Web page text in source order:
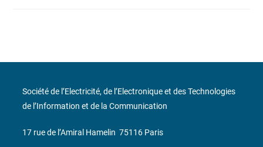
Société de l’Electricité, de l’Electronique et des Technologies
de l’Information et de la Communication
17 rue de l’Amiral Hamelin 75116 Paris